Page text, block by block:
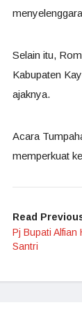
Selain itu,
Kabupaten
ajaknya.
Acara
memperkuat
Read
Pj Bupati Alfian
Santri